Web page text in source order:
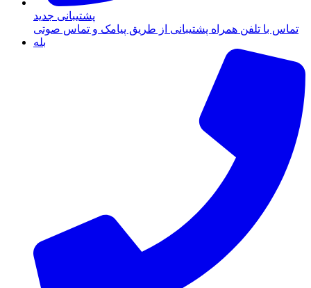
پشتیبانی جدید
تماس با تلفن همراه پشتیبانی از طریق پیامک و تماس صوتی
بله